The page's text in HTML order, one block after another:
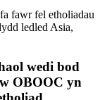
fawr fel etholiadau
ledled Asia,
wedi bod
OBOOC yn